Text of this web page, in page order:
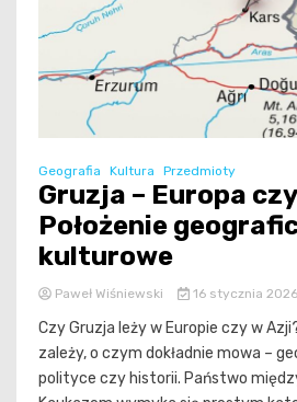
Geografia Kultura Przedmioty
Gruzja – Europa
Położenie
kulturowe
Paweł Wiśniewski 16 stycznia 2026
Czy Gruzja leży w Europie czy w
zależy, o czym dokładnie mowa –
polityce czy historii. Państwo